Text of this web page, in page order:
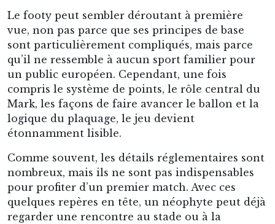
Grande-Bretagne.
À cette époque, la distinction entre nos actuels
football et rugby n’était pas encore très claire.
Wills ayant étudié à la Rugby School, il pratique
alors ce sport selon la mentalité et les règles de
cette école. Ainsi, quand il rentre en Australie,
c’est sous une version très « ballon ovale » qu’il
conçoit le football.
Auparavant, le cricket avait déjà été introduit en
Australie et des compétitions y étaient déjà
organisées. Mais celles-ci se déroulaient
seulement pendant l’été. Wills proposa donc la
création de clubs de football dans la région de